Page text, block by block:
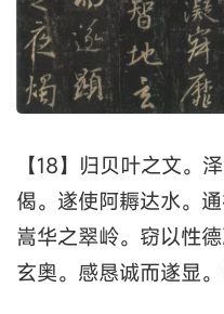
【18】归贝叶之文。
偈。遂使阿耨达水。
嵩华之翠岭。窃以性
玄奥。感恳诚而遂显